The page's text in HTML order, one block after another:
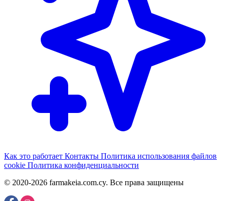
Как это работает Контакты Политика использования файлов
cookie Политика конфиденциальности
© 2020-2026 farmakeia.com.cy. Все права защищены